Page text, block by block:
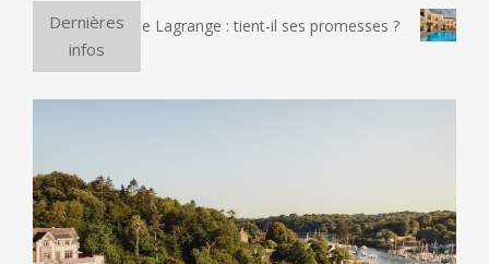
Dernières
infos
Lagrange : tient-il ses promesses ? Et si vous